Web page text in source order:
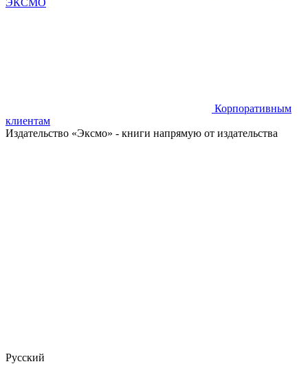
ЭКСМО
Корпоративным
клиентам
Издательство «Эксмо» - книги напрямую от издательства
Русский